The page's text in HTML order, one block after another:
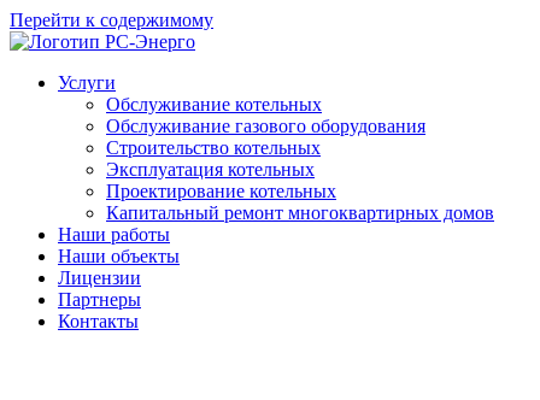
Перейти к содержимому
Услуги
Обслуживание котельных
Обслуживание газового оборудования
Строительство котельных
Эксплуатация котельных
Проектирование котельных
Капитальный ремонт многоквартирных домов
Наши работы
Наши объекты
Лицензии
Партнеры
Контакты